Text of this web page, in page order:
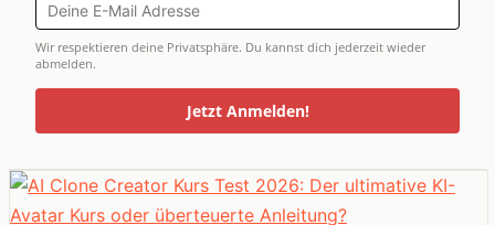
Wir respektieren deine Privatsphäre. Du kannst dich jederzeit wieder
abmelden.
Jetzt Anmelden!